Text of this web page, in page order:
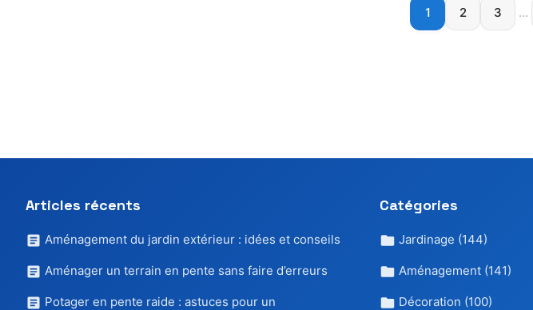
1 2 3 …
Articles récents
Aménagement du jardin extérieur : idées et conseils
Aménager un terrain en pente sans faire d’erreurs
Potager en pente raide : astuces pour un
Catégories
Jardinage (144)
Aménagement (141)
Décoration (100)